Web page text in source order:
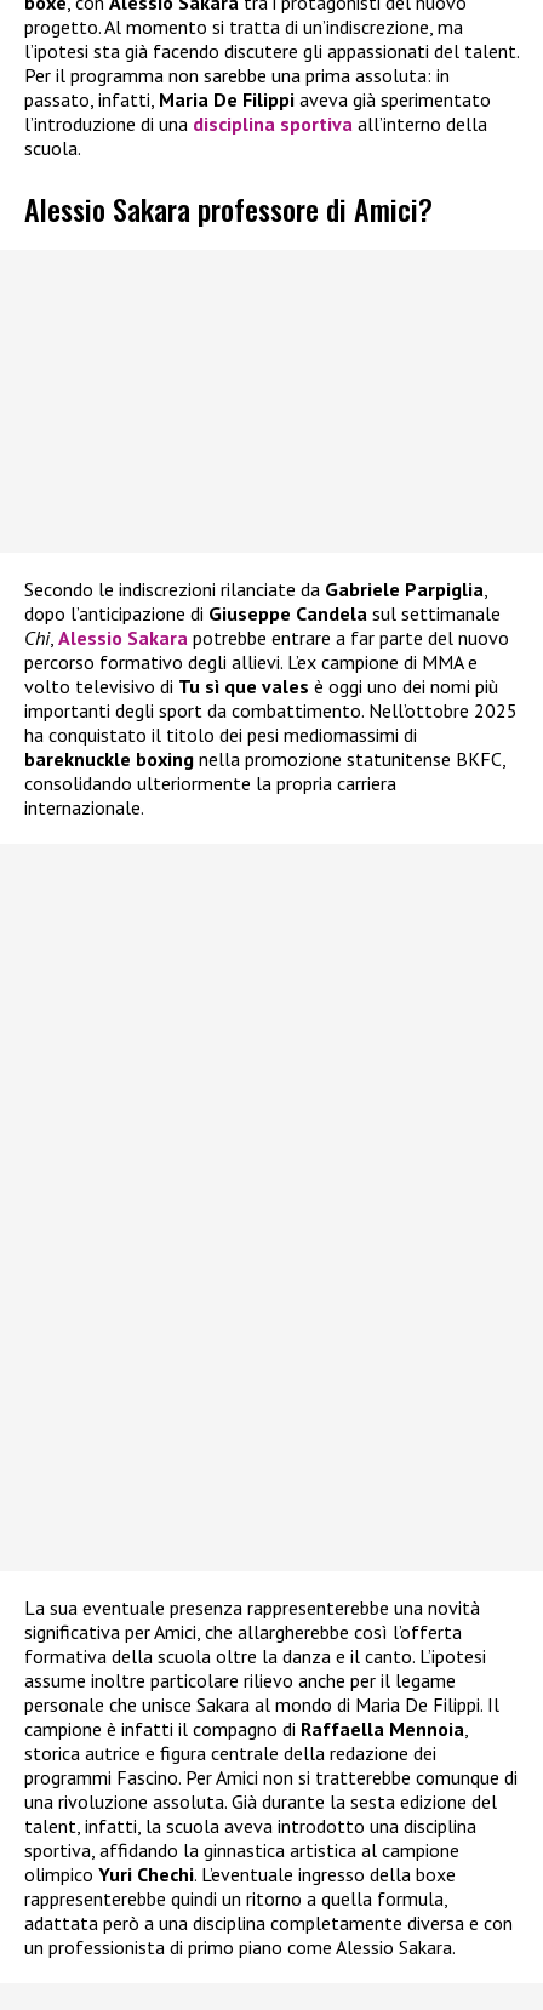
progetto. Al momento si tratta di un’indiscrezione, ma
l’ipotesi sta già facendo discutere gli appassionati del talent.
Per il programma non sarebbe una prima assoluta: in
passato, infatti, Maria De Filippi aveva già sperimentato
l’introduzione di una disciplina sportiva all’interno della
scuola.
Alessio Sakara professore di Amici?
Secondo le indiscrezioni rilanciate da Gabriele Parpiglia,
dopo l’anticipazione di Giuseppe Candela sul settimanale
Chi, Alessio Sakara potrebbe entrare a far parte del nuovo
percorso formativo degli allievi. L’ex campione di MMA e
volto televisivo di Tu sì que vales è oggi uno dei nomi più
importanti degli sport da combattimento. Nell’ottobre 2025
ha conquistato il titolo dei pesi mediomassimi di
bareknuckle boxing nella promozione statunitense BKFC,
consolidando ulteriormente la propria carriera
internazionale.
La sua eventuale presenza rappresenterebbe una novità
significativa per Amici, che allargherebbe così l’offerta
formativa della scuola oltre la danza e il canto. L’ipotesi
assume inoltre particolare rilievo anche per il legame
personale che unisce Sakara al mondo di Maria De Filippi. Il
campione è infatti il compagno di Raffaella Mennoia,
storica autrice e figura centrale della redazione dei
programmi Fascino. Per Amici non si tratterebbe comunque di
una rivoluzione assoluta. Già durante la sesta edizione del
talent, infatti, la scuola aveva introdotto una disciplina
sportiva, affidando la ginnastica artistica al campione
olimpico Yuri Chechi. L’eventuale ingresso della boxe
rappresenterebbe quindi un ritorno a quella formula,
adattata però a una disciplina completamente diversa e con
un professionista di primo piano come Alessio Sakara.